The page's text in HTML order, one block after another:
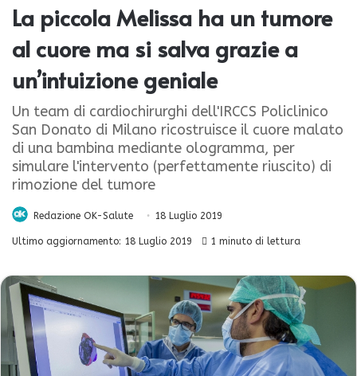
La piccola Melissa ha un tumore
al cuore ma si salva grazie a
un’intuizione geniale
Un team di cardiochirurghi dell'IRCCS Policlinico
San Donato di Milano ricostruisce il cuore malato
di una bambina mediante ologramma, per
simulare l'intervento (perfettamente riuscito) di
rimozione del tumore
Redazione OK-Salute 18 Luglio 2019
Ultimo aggiornamento: 18 Luglio 2019 1 minuto di lettura